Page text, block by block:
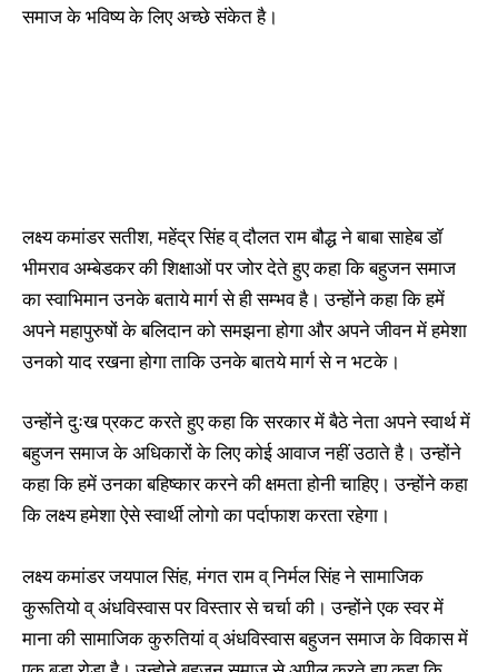
समाज के भविष्य के लिए अच्छे संकेत है।
लक्ष्य कमांडर सतीश, महेंद्र सिंह व् दौलत राम बौद्ध ने बाबा साहेब डॉ
भीमराव अम्बेडकर की शिक्षाओं पर जोर देते हुए कहा कि बहुजन समाज
का स्वाभिमान उनके बताये मार्ग से ही सम्भव है। उन्होंने कहा कि हमें
अपने महापुरुषों के बलिदान को समझना होगा और अपने जीवन में हमेशा
उनको याद रखना होगा ताकि उनके बातये मार्ग से न भटके।
उन्होंने दुःख प्रकट करते हुए कहा कि सरकार में बैठे नेता अपने स्वार्थ में
बहुजन समाज के अधिकारों के लिए कोई आवाज नहीं उठाते है। उन्होंने
कहा कि हमें उनका बहिष्कार करने की क्षमता होनी चाहिए। उन्होंने कहा
कि लक्ष्य हमेशा ऐसे स्वार्थी लोगो का पर्दाफाश करता रहेगा।
लक्ष्य कमांडर जयपाल सिंह, मंगत राम व् निर्मल सिंह ने सामाजिक
कुरूतियो व् अंधविस्वास पर विस्तार से चर्चा की। उन्होंने एक स्वर में
माना की सामाजिक कुरुतियां व् अंधविस्वास बहुजन समाज के विकास में